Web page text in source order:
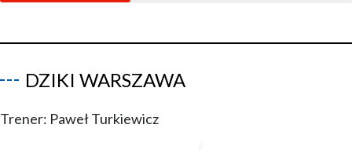
DZIKI WARSZAWA
Trener: Paweł Turkiewicz